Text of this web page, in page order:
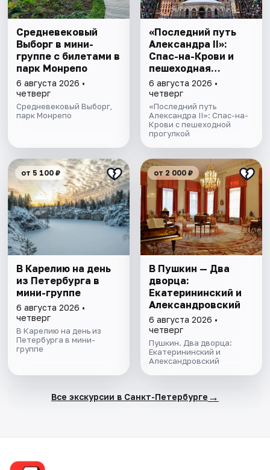
Cредневековый
Выборг в мини-
группе c билетами в
парк Монрепо
6 августа 2026 •
четверг
Средневековый Выборг,
парк Монрепо
«Последний путь
Александра II»:
Спас-на-Крови и
пешеходная
прогулка
6 августа 2026 •
четверг
«Последний путь
Александра II»: Спас-на-
Крови с пешеходной
прогулкой
от 5 100 ₽
В Карелию на день
из Петербурга в
мини-группе
6 августа 2026 •
четверг
В Карелию на день из
Петербурга в мини-
группе
от 2 000 ₽
В Пушкин — Два
дворца:
Екатерининский и
Александровский
6 августа 2026 •
четверг
Пушкин. Два дворца:
Екатерининский и
Александровский
Все экскурсии в Санкт-Петербурге →